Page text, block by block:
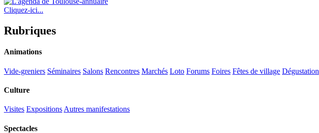
Cliquez-ici...
Rubriques
Animations
Vide-greniers Séminaires Salons Rencontres Marchés Loto Forums Foires Fêtes de village Dégustation
Culture
Visites Expositions Autres manifestations
Spectacles